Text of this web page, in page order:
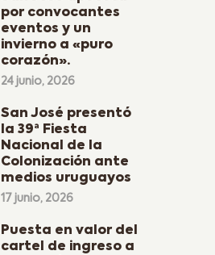
por convocantes
eventos y un
invierno a «puro
corazón».
24 junio, 2026
San José presentó
la 39ª Fiesta
Nacional de la
Colonización ante
medios uruguayos
17 junio, 2026
Puesta en valor del
cartel de ingreso a